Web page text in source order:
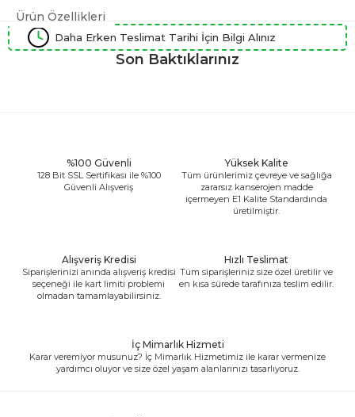
Ürün Özellikleri
Daha Erken Teslimat Tarihi İçin Bilgi Alınız
Son Baktıklarınız
%100 Güvenli
128 Bit SSL Sertifikası ile %100
Güvenli Alışveriş
Yüksek Kalite
Tüm ürünlerimiz çevreye ve sağlığa
zararsız kanserojen madde
içermeyen E1 Kalite Standardında
üretilmiştir.
Alışveriş Kredisi
Siparişlerinizi anında alışveriş kredisi
seçeneği ile kart limiti problemi
olmadan tamamlayabilirsiniz.
Hızlı Teslimat
Tüm siparişleriniz size özel üretilir ve
en kısa sürede tarafınıza teslim edilir.
İç Mimarlık Hizmeti
Karar veremiyor musunuz? İç Mimarlık Hizmetimiz ile karar vermenize
yardımcı oluyor ve size özel yaşam alanlarınızı tasarlıyoruz.